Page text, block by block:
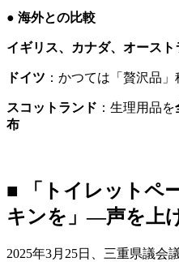
● 海外との比較
イギリス、カナダ、オースト
ドイツ ：かつては「贅沢品
スコットランド ：生理用品を
布
■ 「トイレットペ
キンを」—声を上
2025年3月25日、三重県議会